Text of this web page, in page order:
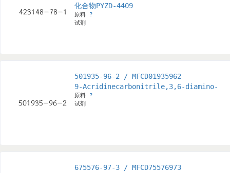
化合物PYZD-4409
原料 ?
试剂
501935-96-2 / MFCD01935962
9-Acridinecarbonitrile,3,6-diamino-
原料 ?
试剂
675576-97-3 / MFCD75576973